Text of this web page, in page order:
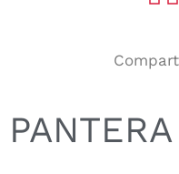
PANTERA